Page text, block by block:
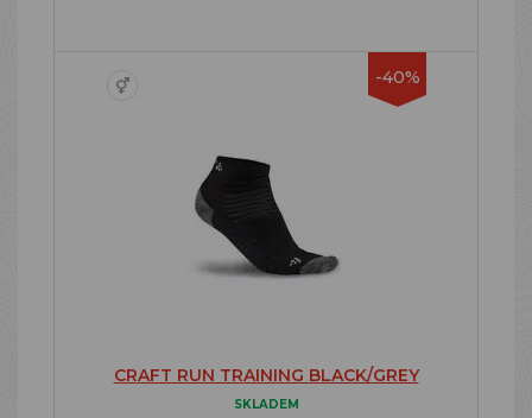
-40%
CRAFT RUN TRAINING BLACK/GREY
SKLADEM